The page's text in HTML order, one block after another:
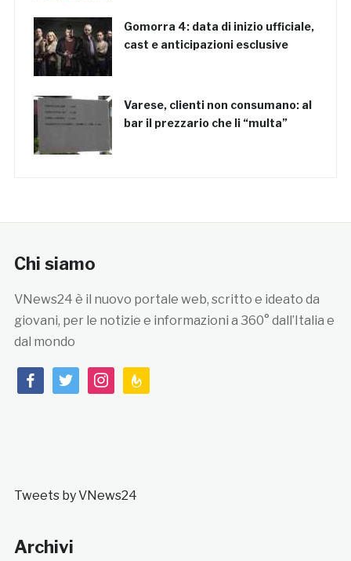
Gomorra 4: data di inizio ufficiale,
cast e anticipazioni esclusive
Varese, clienti non consumano: al
bar il prezzario che li “multa”
Chi siamo
VNews24 è il nuovo portale web, scritto e ideato da
giovani, per le notizie e informazioni a 360° dall’Italia e
dal mondo
facebooktwitterinstagramfeedburner
Tweets by VNews24
Archivi